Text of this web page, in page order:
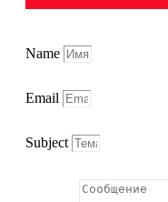
Name
Email
Subject